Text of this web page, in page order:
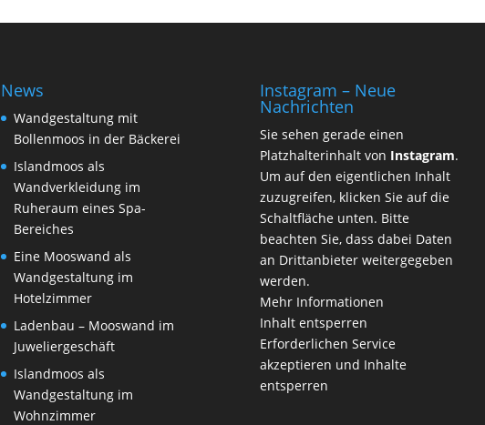
News
Wandgestaltung mit
Bollenmoos in der Bäckerei
Islandmoos als
Wandverkleidung im
Ruheraum eines Spa-
Bereiches
Eine Mooswand als
Wandgestaltung im
Hotelzimmer
Ladenbau – Mooswand im
Juweliergeschäft
Islandmoos als
Wandgestaltung im
Wohnzimmer
Instagram – Neue
Nachrichten
Sie sehen gerade einen
Platzhalterinhalt von Instagram.
Um auf den eigentlichen Inhalt
zuzugreifen, klicken Sie auf die
Schaltfläche unten. Bitte
beachten Sie, dass dabei Daten
an Drittanbieter weitergegeben
werden.
Mehr Informationen
Inhalt entsperren
Erforderlichen Service
akzeptieren und Inhalte
entsperren